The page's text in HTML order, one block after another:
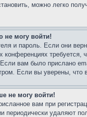
можно легко
не могу войти!
и пароль. Если они
конференциях
Если вам было прислано
Если вы уверены, что
не могу войти!
вам при
периодически удаляют